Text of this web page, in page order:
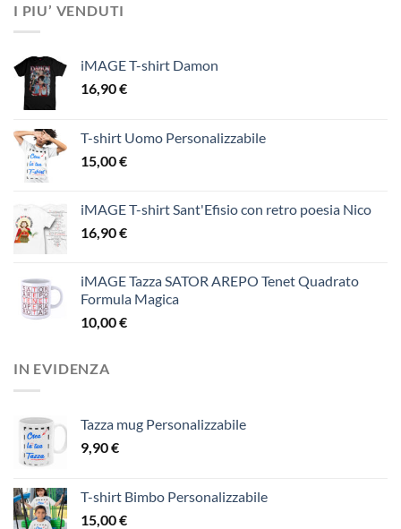
I PIU’ VENDUTI
iMAGE T-shirt Damon
16,90€
T-shirt Uomo Personalizzabile
15,00€
iMAGE T-shirt Sant'Efisio con retro poesia Nico
16,90€
iMAGE Tazza SATOR AREPO Tenet Quadrato
Formula Magica
10,00€
IN EVIDENZA
Tazza mug Personalizzabile
9,90€
T-shirt Bimbo Personalizzabile
15,00€